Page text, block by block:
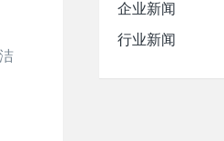
企业新闻
行业新闻